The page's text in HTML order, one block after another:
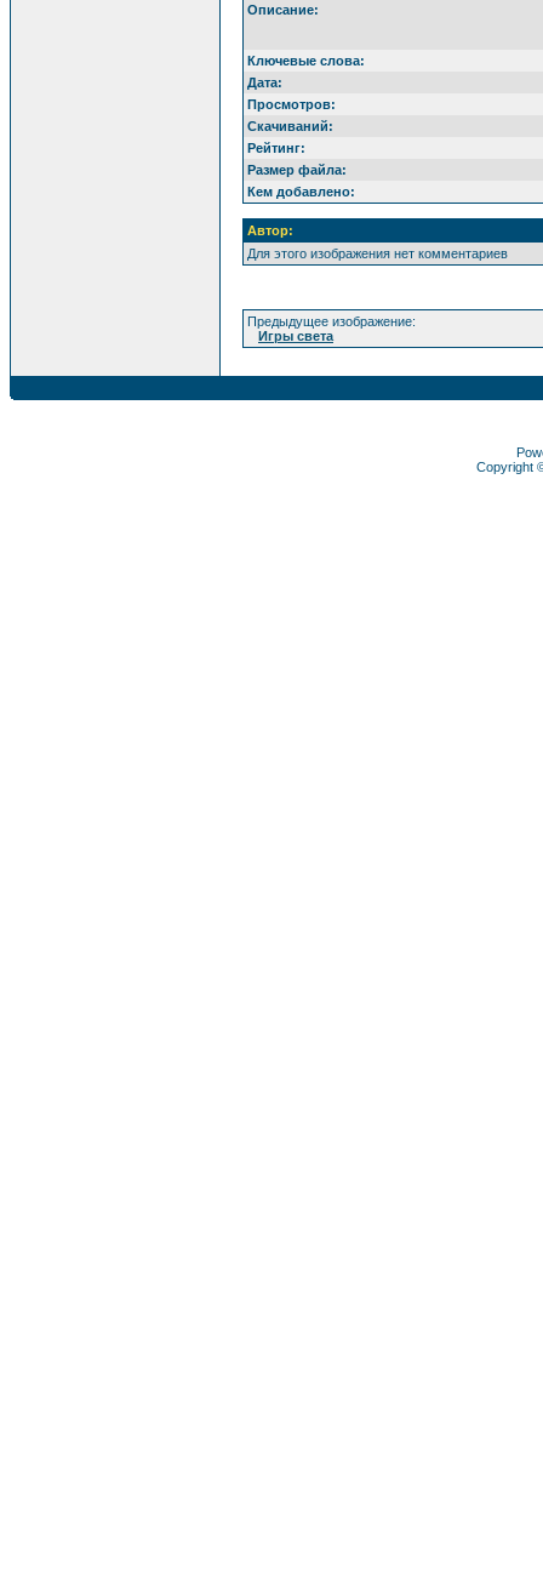
Описание:
Ключевые слова:
Дата:
Просмотров:
Скачиваний:
Рейтинг:
Размер файла:
Кем добавлено:
Автор:
Для этого изображения нет комментариев
Предыдущее изображение:
Игры света
Copyright